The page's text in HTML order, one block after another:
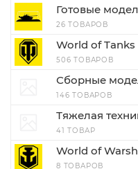
Готовые
26 ТОВАРОВ
World of Tanks
506 ТОВАРОВ
Сборные
146 ТОВАРОВ
Тяжелая
41 ТОВАР
World of
8 ТОВАРОВ